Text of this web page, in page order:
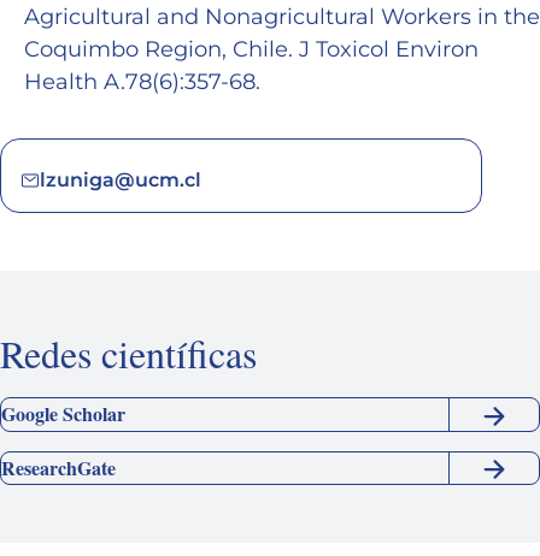
Agricultural and Nonagricultural Workers in the
Coquimbo Region, Chile. J Toxicol Environ
Health A.78(6):357-68.
lzuniga@ucm.cl
Redes científicas
Google Scholar
ResearchGate